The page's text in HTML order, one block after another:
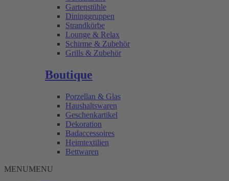
Gartenstühle
Dininggruppen
Strandkörbe
Lounge & Relax
Schirme & Zubehör
Grills & Zubehör
Boutique
Porzellan & Glas
Haushaltswaren
Geschenkartikel
Dekoration
Badaccessoires
Heimtextilien
Bettwaren
MENUMENU